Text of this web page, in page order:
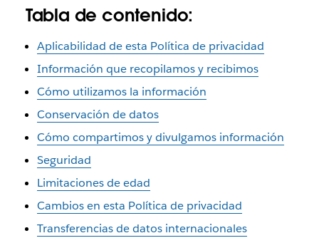
Tabla de contenido:
Aplicabilidad de esta Política de privacidad
Información que recopilamos y recibimos
Cómo utilizamos la información
Conservación de datos
Cómo compartimos y divulgamos información
Seguridad
Limitaciones de edad
Cambios en esta Política de privacidad
Transferencias de datos internacionales